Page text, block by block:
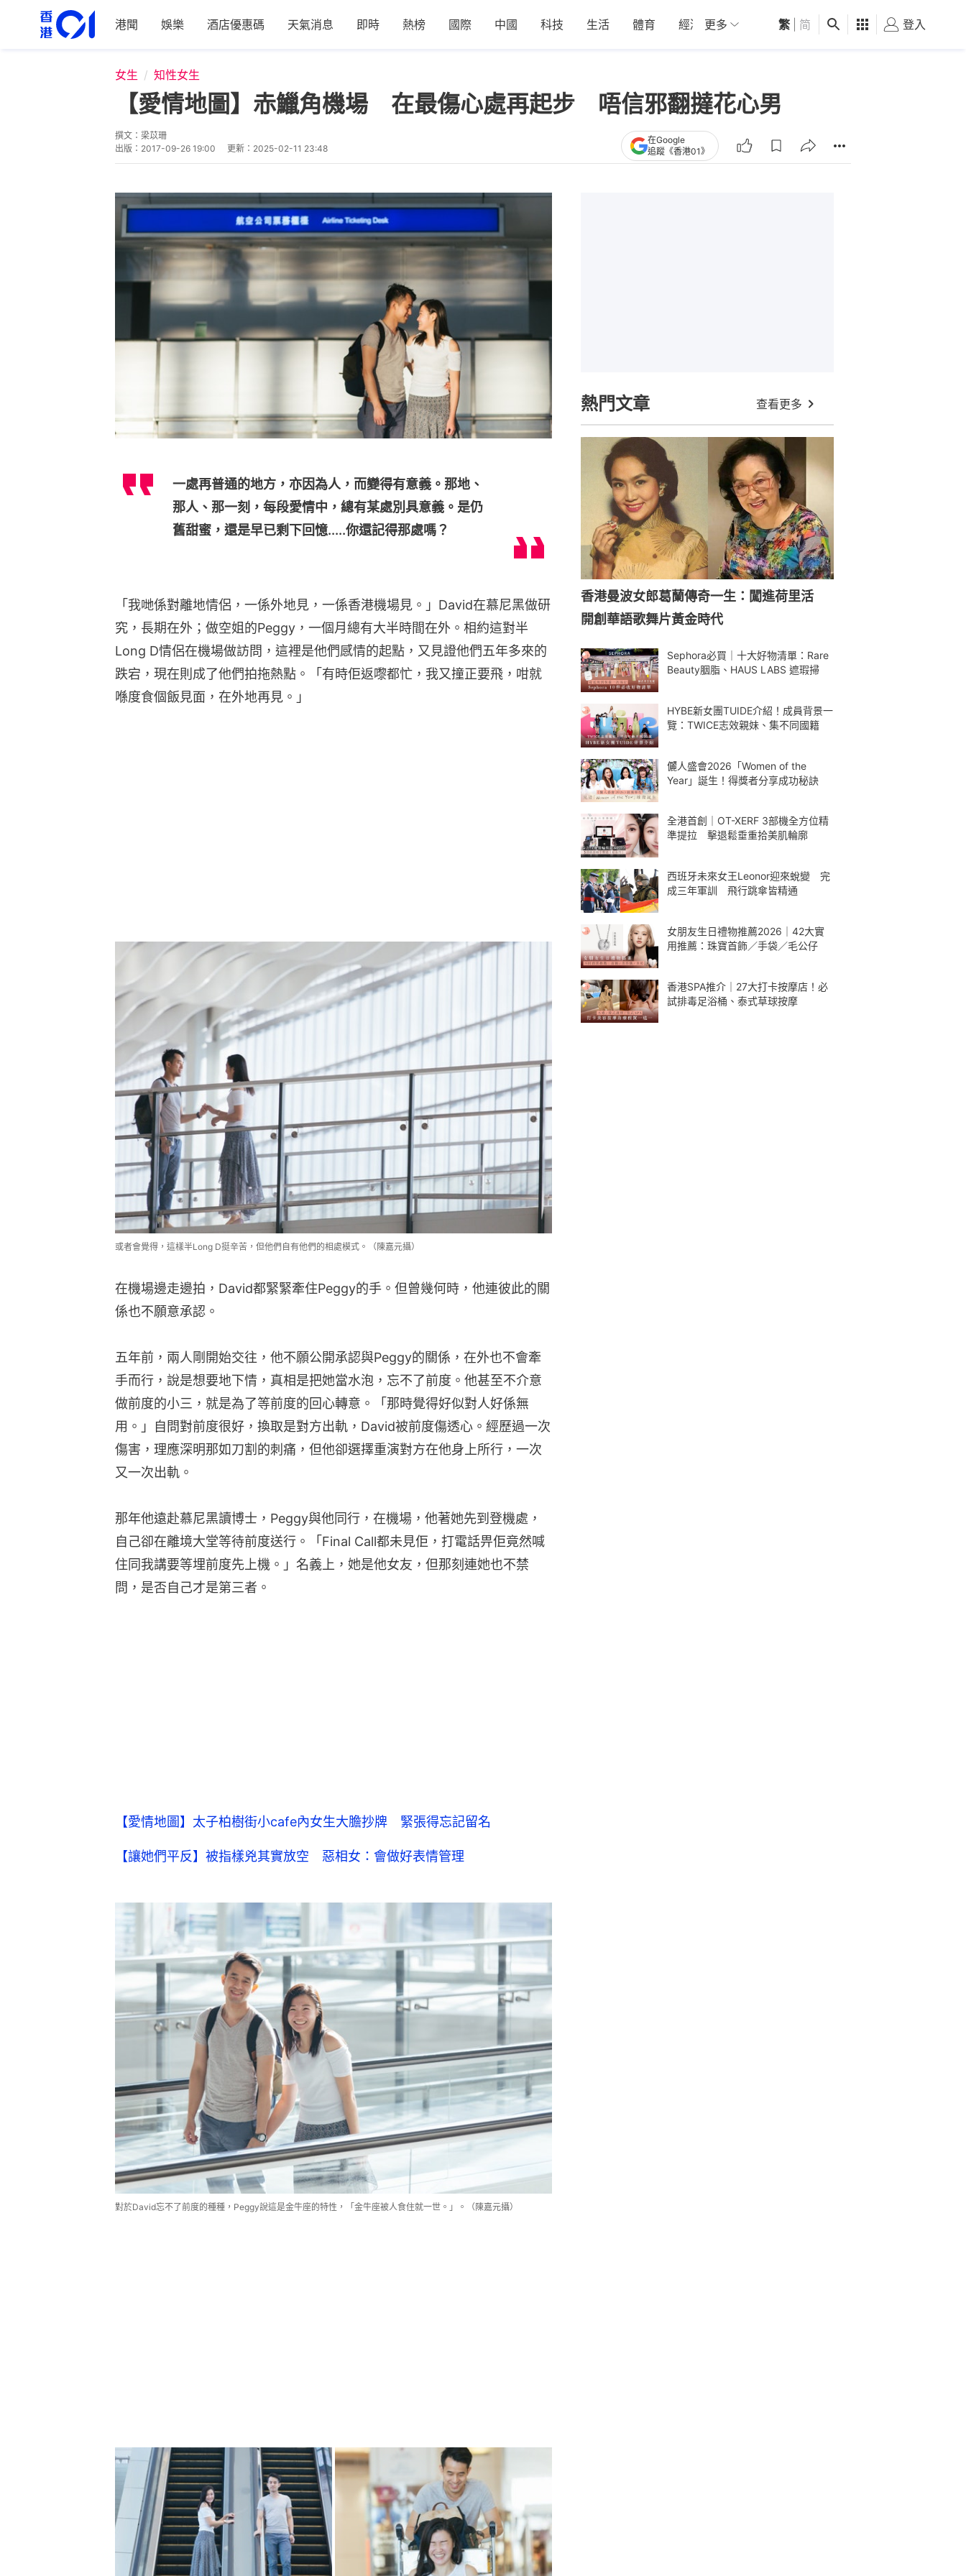
港聞 娛樂 酒店優惠碼 天氣消息 即時 熱榜 國際 中國 科技 生活 體育 經濟 01深圳 觀點 健康 好食玩飛
更多 繁 简 登入
女生 知性女生
【愛情地圖】赤鱲角機場 在最傷心處再起步 唔信邪翻撻花心男
撰文： 梁苡珊
出版： 2017-09-26 19:00 更新： 2025-02-11 23:48
在Google
追蹤《香港01》
一處再普通的地方，亦因為人，而變得有意義。那地、
那人、那一刻，每段愛情中，總有某處別具意義。是仍
舊甜蜜，還是早已剩下回憶.....你還記得那處嗎？
「我哋係對離地情侶，一係外地見，一係香港機場見。」David在慕尼黑做研
究，長期在外；做空姐的Peggy，一個月總有大半時間在外。相約這對半
Long D情侶在機場做訪問，這裡是他們感情的起點，又見證他們五年多來的
跌宕，現在則成了他們拍拖熱點。「有時佢返嚟都忙，我又撞正要飛，咁就
喺度食個飯見面，在外地再見。」
或者會覺得，這樣半Long D挺辛苦，但他們自有他們的相處模式。（陳嘉元攝）
在機場邊走邊拍，David都緊緊牽住Peggy的手。但曾幾何時，他連彼此的關
係也不願意承認。
五年前，兩人剛開始交往，他不願公開承認與Peggy的關係，在外也不會牽
手而行，說是想要地下情，真相是把她當水泡，忘不了前度。他甚至不介意
做前度的小三，就是為了等前度的回心轉意。「那時覺得好似對人好係無
用。」自問對前度很好，換取是對方出軌，David被前度傷透心。經歷過一次
傷害，理應深明那如刀割的刺痛，但他卻選擇重演對方在他身上所行，一次
又一次出軌。
那年他遠赴慕尼黑讀博士，Peggy與他同行，在機場，他著她先到登機處，
自己卻在離境大堂等待前度送行。「Final Call都未見佢，打電話畀佢竟然喊
住同我講要等埋前度先上機。」名義上，她是他女友，但那刻連她也不禁
問，是否自己才是第三者。
【愛情地圖】太子柏樹街小cafe內女生大膽抄牌 緊張得忘記留名
【讓她們平反】被指樣兇其實放空 惡相女：會做好表情管理
對於David忘不了前度的種種，Peggy說這是金牛座的特性，「金牛座被人食住就一世。」。（陳嘉元攝）
熱門文章 查看更多
香港曼波女郎葛蘭傳奇一生：闖進荷里活
開創華語歌舞片黃金時代
Sephora必買｜十大好物清單：Rare
Beauty胭脂、HAUS LABS 遮瑕掃
HYBE新女團TUIDE介紹！成員背景一
覽：TWICE志效親妹、集不同國籍
儷人盛會2026「Women of the
Year」誕生！得獎者分享成功秘訣
全港首創｜OT-XERF 3部機全方位精
準提拉 擊退鬆垂重拾美肌輪廓
西班牙未來女王Leonor迎來蛻變 完
成三年軍訓 飛行跳傘皆精通
女朋友生日禮物推薦2026｜42大實
用推薦：珠寶首飾／手袋／毛公仔
香港SPA推介｜27大打卡按摩店！必
試排毒足浴桶、泰式草球按摩